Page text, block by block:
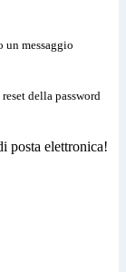
un messaggio
della password
posta elettronica!